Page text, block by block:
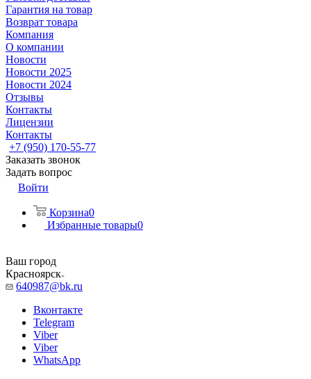
Гарантия на товар
Возврат товара
Компания
О компании
Новости
Новости 2025
Новости 2024
Отзывы
Контакты
Лицензии
Контакты
+7 (950) 170-55-77
Заказать звонок
Задать вопрос
Войти
Корзина0
Избранные товары0
Ваш город
Красноярск
640987@bk.ru
Вконтакте
Telegram
Viber
Viber
WhatsApp